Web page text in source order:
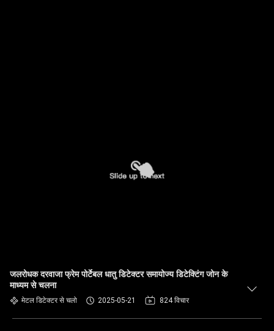
जलरोधक दरवाजा फ्रेम पोर्टेबल धातु डिटेक्टर समायोज्य डिटेक्टिंग जोन के
माध्यम से चलना
मेटल डिटेक्टर से चलो 2025-05-21 824 विचार